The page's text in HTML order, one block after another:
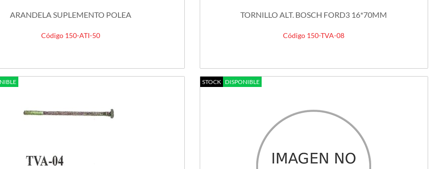
ARANDELA SUPLEMENTO POLEA
Código 150-ATI-50
TORNILLO ALT. BOSCH FORD3 16*70MM
Código 150-TVA-08
STOCK DISPONIBLE